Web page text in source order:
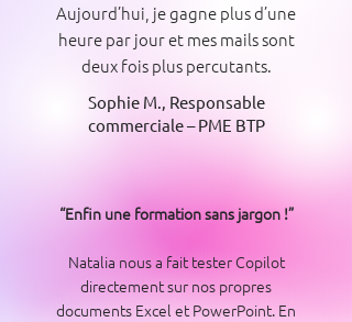
Aujourd’hui, je gagne plus d’une
heure par jour et mes mails sont
deux fois plus percutants.
Sophie M., Responsable
commerciale – PME BTP
“Enfin une formation sans jargon !”
Natalia nous a fait tester Copilot
directement sur nos propres
documents Excel et PowerPoint. En